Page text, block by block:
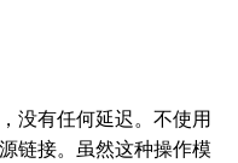
没有任何延迟。不使用
链接。虽然这种操作模